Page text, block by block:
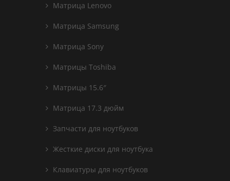
Матрица Lenovo
Матрица Samsung
Матрица Sony
Матрицы Toshiba
Матрицы 15.6″
Матрица 17.3 дюйм
Запчасти для ноутбуков
Жесткие диски для ноутбука
Клавиатуры для ноутбуков